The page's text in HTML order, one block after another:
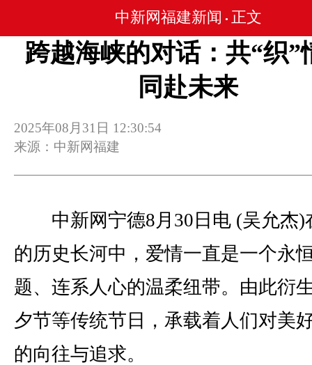
中新网福建新闻 • 正文
跨越海峡的对话：共“织”
同赴未来
2025年08月31日 12:30:54
来源：中新网福建
中新网宁德8月30日电 (吴允杰)
的历史长河中，爱情一直是一个永
题、连系人心的温柔纽带。由此衍
夕节等传统节日，承载着人们对美
的向往与追求。